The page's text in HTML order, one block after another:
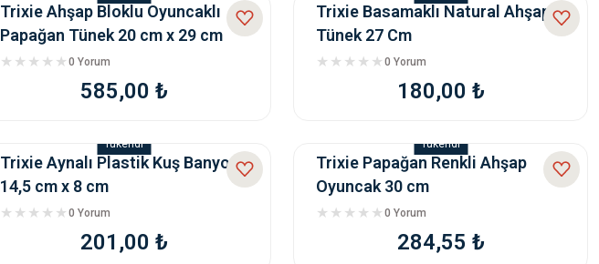
Trixie Ahşap Bloklu Oyuncaklı
Papağan Tünek 20 cm x 29 cm
0 Yorum
585,00 ₺
Trixie Basamaklı Natural Ahşap
Tünek 27 Cm
0 Yorum
180,00 ₺
Tükendi
Trixie Aynalı Plastik Kuş Banyosu
14,5 cm x 8 cm
0 Yorum
201,00 ₺
Tükendi
Trixie Papağan Renkli Ahşap
Oyuncak 30 cm
0 Yorum
284,55 ₺